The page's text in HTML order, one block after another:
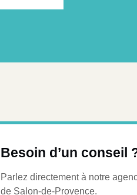
Besoin d’un conseil
Parlez directement à notre
de Salon-de-Provence.